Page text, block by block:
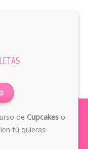
de Cupcakeso
tú quieras